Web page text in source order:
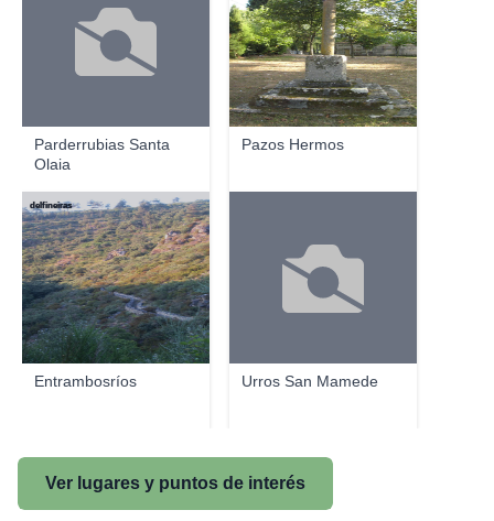
Parderrubias Santa
Olaia
Pazos Hermos
Entrambosríos
delfineiras
Urros San Mamede
Ver lugares y puntos de interés